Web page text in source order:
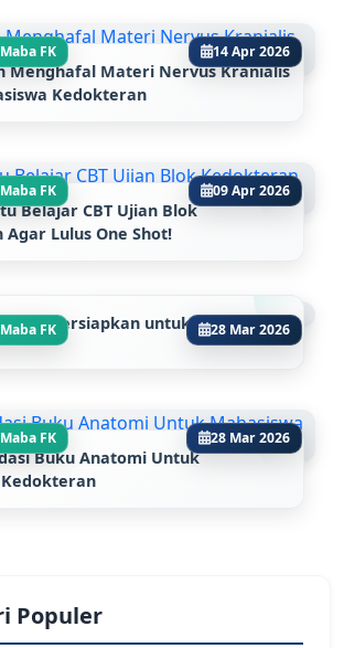
FK 14 Apr 2026
Menghafal Materi Nervus Kranialis
Kedokteran
FK 09 Apr 2026
Belajar CBT Ujian Blok
Lulus One Shot!
FK 28 Mar 2026
Dipersiapkan untuk Lulus SNBP
FK 28 Mar 2026
Buku Anatomi Untuk
Populer